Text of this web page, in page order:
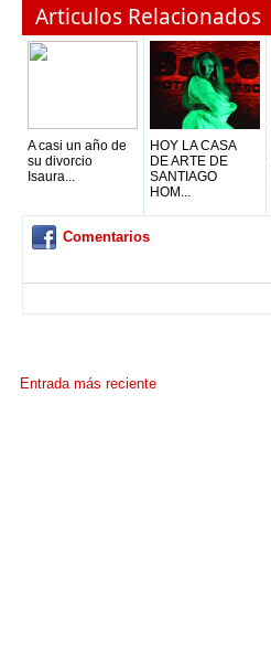
Articulos Relacionados
A casi un año de
su divorcio
Isaura...
HOY LA CASA
DE ARTE DE
SANTIAGO
HOM...
Comentarios
Entrada más reciente